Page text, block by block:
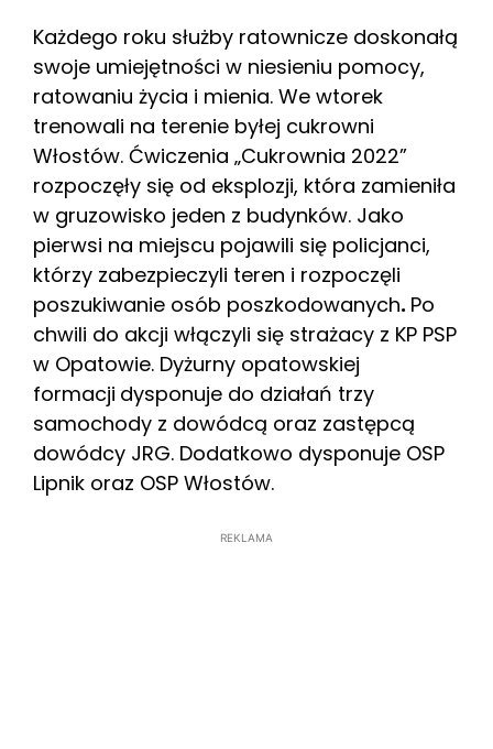
Każdego roku służby ratownicze doskonałą
swoje umiejętności w niesieniu pomocy,
ratowaniu życia i mienia. We wtorek
trenowali na terenie byłej cukrowni
Włostów. Ćwiczenia „Cukrownia 2022”
rozpoczęły się od eksplozji, która zamieniła
w gruzowisko jeden z budynków. Jako
pierwsi na miejscu pojawili się policjanci,
którzy zabezpieczyli teren i rozpoczęli
poszukiwanie osób poszkodowanych. Po
chwili do akcji włączyli się strażacy z KP PSP
w Opatowie. Dyżurny opatowskiej
formacji dysponuje do działań trzy
samochody z dowódcą oraz zastępcą
dowódcy JRG. Dodatkowo dysponuje OSP
Lipnik oraz OSP Włostów.
REKLAMA